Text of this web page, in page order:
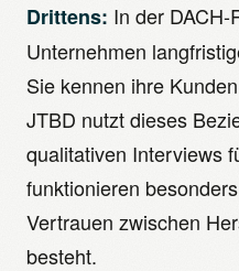
Drittens: In der
Unternehmen
Sie kennen ihre
JTBD nutzt dieses
qualitativen Interviews
funktionieren
Vertrauen zwischen
besteht.